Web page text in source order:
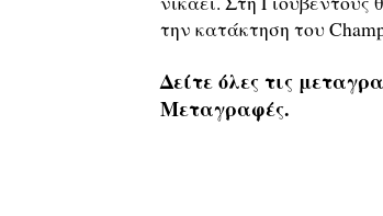
την κατάκτηση του
Δείτε όλες τις
Μεταγραφές.